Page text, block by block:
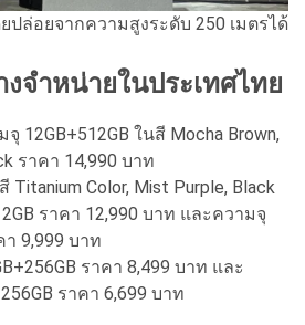
ล่อยจากความสูงระดับ 250 เมตรได้
จำหน่ายในประเทศไทย
12GB+512GB ในสี Mocha Brown,
ราคา 14,990 บาท
Titanium Color, Mist Purple, Black
ราคา 12,990 บาท และความจุ
า 9,999 บาท
ราคา 8,499 บาท และ
ราคา 6,699 บาท